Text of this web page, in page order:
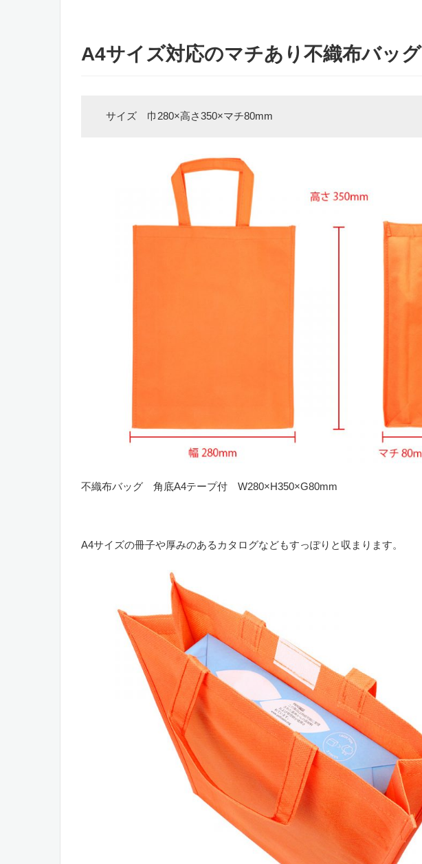
A4サイズ対応のマチあり不織布バッグ
サイズ 巾280×高さ350×マチ80mm
不織布バッグ 角底A4テープ付 W280×H350×G80mm
A4サイズの冊子や厚みのあるカタログなどもすっぽりと収まります。